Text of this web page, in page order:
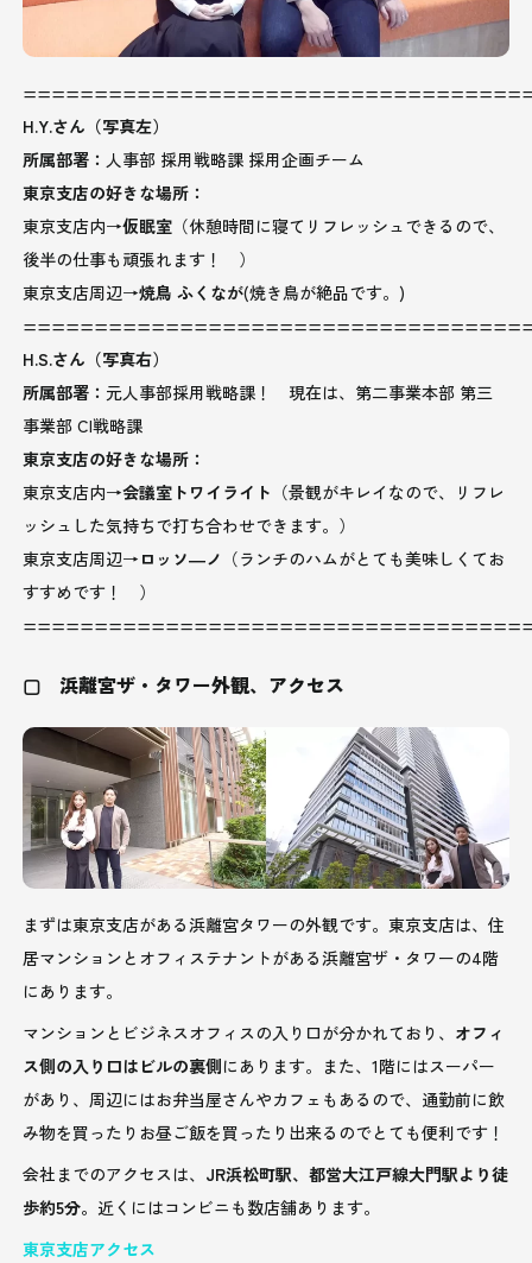
H.Y.さん（写真左）
所属部署： 人事部 採用戦略課 採用企画チーム
東京支店の好きな場所：
東京支店内→仮眠室 （休憩時間に寝てリフレッシュできるので、
後半の仕事も頑張れます！ ）
東京支店周辺→焼鳥 ふくなが(焼き鳥が絶品です。)
H.S.さん（写真右）
所属部署： 元人事部採用戦略課！ 現在は、第二事業本部 第三
事業部 CI戦略課
東京支店の好きな場所：
東京支店内→会議室トワイライト （景観がキレイなので、リフレ
ッシュした気持ちで打ち合わせできます。）
東京支店周辺→ ロッソ―ノ （ランチのハムがとても美味しくてお
すすめです！ ）
▢ 浜離宮ザ・タワー外観、アクセス
まずは東京支店がある浜離宮タワーの外観です。東京支店は、住
居マンションとオフィステナントがある浜離宮ザ・タワーの4階
にあります。
マンションとビジネスオフィスの入り口が分かれており、 オフィ
ス側の入り口はビルの裏側にあります。また、1階にはスーパー
があり、周辺にはお弁当屋さんやカフェもあるので、通勤前に飲
み物を買ったりお昼ご飯を買ったり出来るのでとても便利です！
会社までのアクセスは、 JR浜松町駅、都営大江戸線大門駅より徒
歩約5分。 近くにはコンビニも数店舗あります。
東京支店アクセス